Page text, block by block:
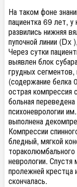
На таком фоне
пациентка 69 лет, у
развились нижняя
пупочной линии (Dx
Через сутки
выявлен блок
грудных сегментов,
(содержание белка
острая компрессия
больная
психоневрологии
выполнена
Компрессии
бледный, мягкой
неврологии.
пролежней крестца
скончалась.